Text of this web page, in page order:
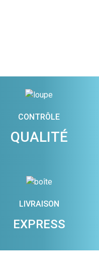
CONTRÔLE
QUALITÉ
LIVRAISON
EXPRESS